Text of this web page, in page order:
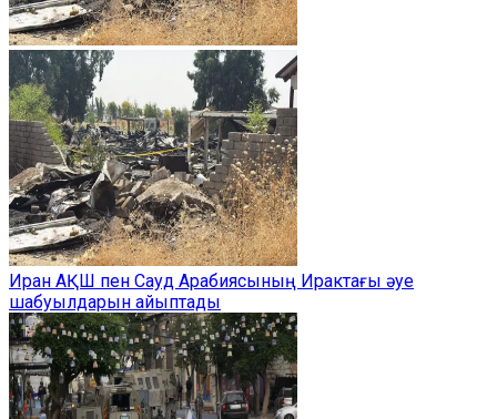
Иран АҚШ пен Сауд Арабиясының Ирактағы әуе
шабуылдарын айыптады